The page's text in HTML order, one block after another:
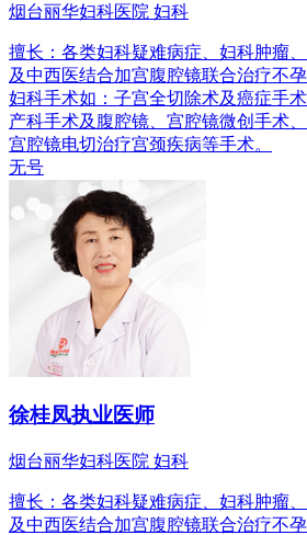
烟台丽华妇科医院 妇科
擅长：各类妇科疑难病症、妇科肿瘤
及中西医结合加宫腹腔镜联合治疗不
妇科手术如：子宫全切除术及癌症手
产科手术及腹腔镜、宫腔镜微创手术
宫腔镜电切治疗宫颈疾病等手术。
无号
徐桂凤执业医师
烟台丽华妇科医院 妇科
擅长：各类妇科疑难病症、妇科肿瘤
及中西医结合加宫腹腔镜联合治疗不